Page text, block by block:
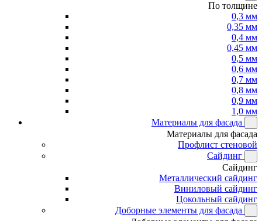
По толщине
0,3 мм
0,35 мм
0,4 мм
0,45 мм
0,5 мм
0,6 мм
0,7 мм
0,8 мм
0,9 мм
1,0 мм
Материалы для фасада
Материалы для фасада
Профлист стеновой
Сайдинг
Сайдинг
Металлический сайдинг
Виниловый сайдинг
Цокольный сайдинг
Доборные элементы для фасада